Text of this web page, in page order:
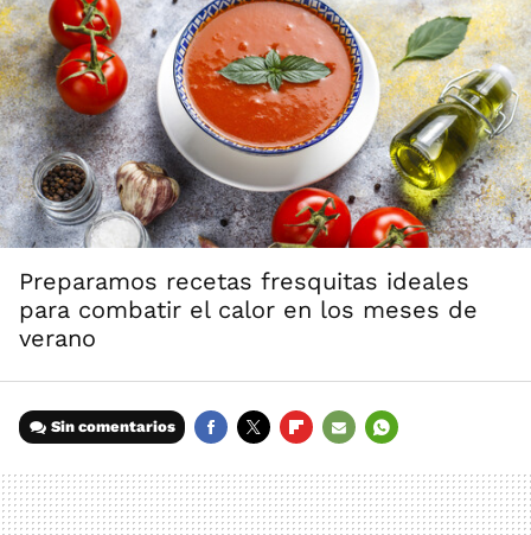
Preparamos recetas fresquitas ideales
para combatir el calor en los meses de
verano
Sin comentarios
MAIL